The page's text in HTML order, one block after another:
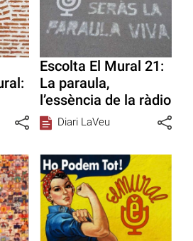
Escolta El Mural 21:
La paraula,
l’essència de la ràdio
Diari LaVeu